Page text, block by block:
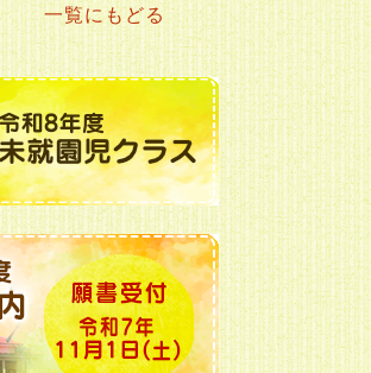
一覧にもどる